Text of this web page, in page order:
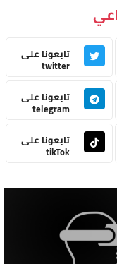
تابعونا على
twitter
تابعونا على
telegram
تابعونا على
tikTok